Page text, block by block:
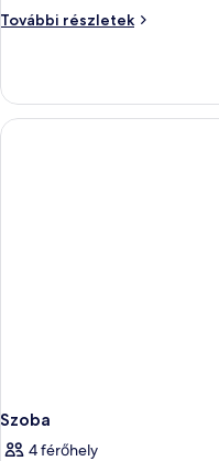
További részletek
Szoba
Szoba
4 férőhely